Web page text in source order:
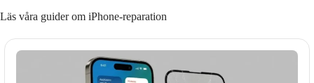
Läs våra guider om iPhone-reparation